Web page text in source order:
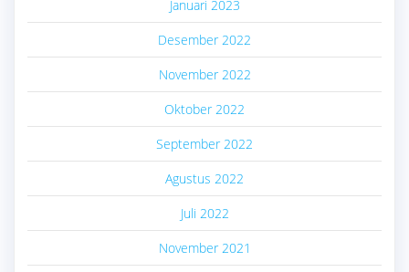
Januari 2023
Desember 2022
November 2022
Oktober 2022
September 2022
Agustus 2022
Juli 2022
November 2021